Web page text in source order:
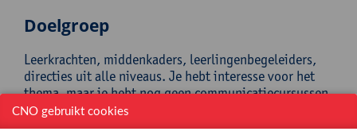
Doelgroep
Leerkrachten, middenkaders, leerlingenbegeleiders,
directies uit alle niveaus. Je hebt interesse voor het
thema, maar je hebt nog geen communicatiecursussen
en/of trainingen gevolgd.
CNO gebruikt cookies